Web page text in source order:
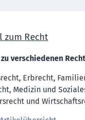
zum Recht
verschiedenen
Erbrecht,
Medizin und
und